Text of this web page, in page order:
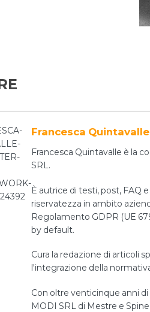
Francesca Quintavalle
Francesca Quintavalle è la
SRL.
È autrice di testi, post, FAQ
riservatezza in ambito
Regolamento GDPR (UE
by default.
Cura la redazione di articoli
l'integrazione della
Con oltre venticinque anni
MODI SRL di Mestre e